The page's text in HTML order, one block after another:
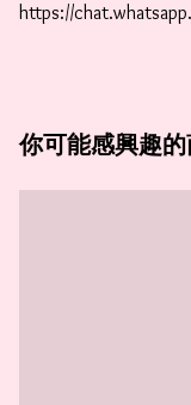
https://
你可能感興趣